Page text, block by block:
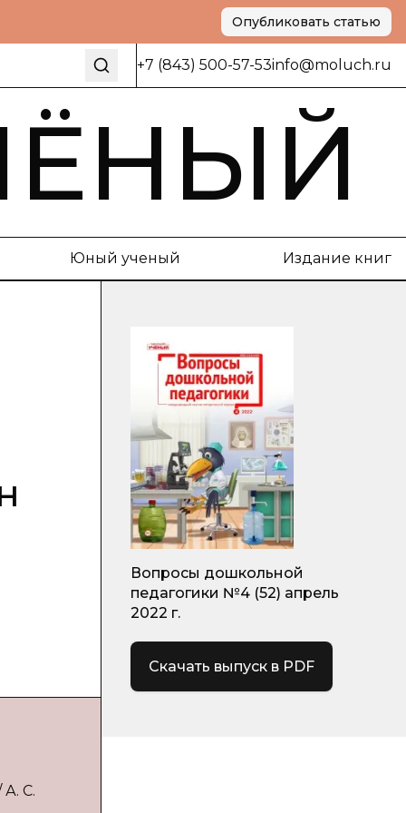
Опубликовать статью
+7 (843) 500-57-53info@moluch.ru
Юный ученый Издание книг
С.
Вопросы дошкольной
педагогики №4 (52) апрель
2022 г.
Скачать выпуск в PDF